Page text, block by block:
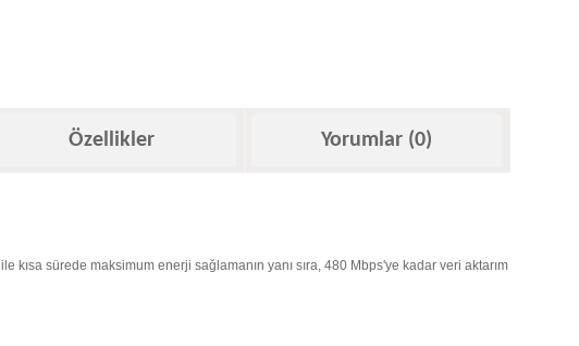
Özellikler Yorumlar (0)
kısa sürede maksimum enerji sağlamanın yanı sıra, 480 Mbps'ye kadar veri aktarım